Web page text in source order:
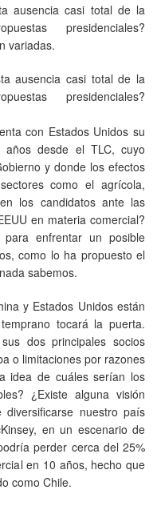
ausencia casi total de la
presidenciales?
variadas.
ausencia casi total de la
presidenciales?
con Estados Unidos su
años desde el TLC, cuyo
y donde los efectos
como el agrícola,
los candidatos ante las
en materia comercial?
enfrentar un posible
como lo ha propuesto el
sabemos.
y Estados Unidos están
tocará la puerta.
dos principales socios
o limitaciones por razones
idea de cuáles serían los
¿Existe alguna visión
nuestro país
en un escenario de
perder cerca del 25%
en 10 años, hecho que
como Chile.